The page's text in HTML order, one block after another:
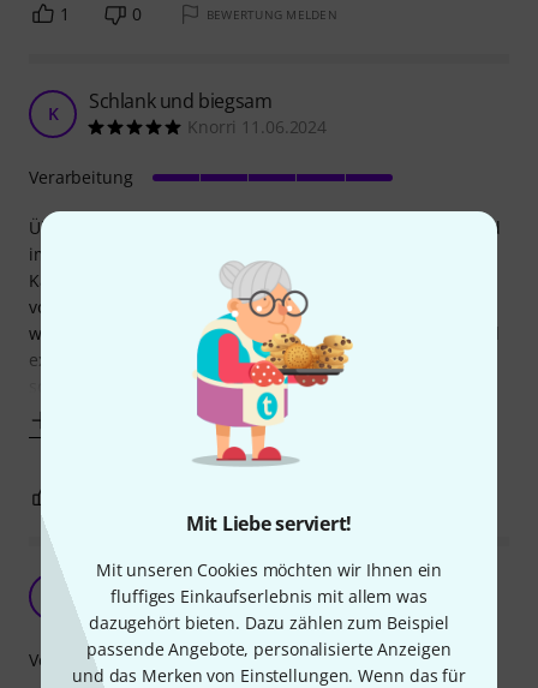
Mit Liebe serviert!
Mit unseren Cookies möchten wir Ihnen ein
fluffiges Einkaufserlebnis mit allem was
dazugehört bieten. Dazu zählen zum Beispiel
passende Angebote, personalisierte Anzeigen
und das Merken von Einstellungen. Wenn das für
1 0 BEWERTUNG MELDEN
K Schlank und biegsam
Knorri 11.06.2024
Über die Jahre hatte ich die patchcables auf meinem board
immer mehr optimiert, mit dem Ergebnis, dass die guten
Kabel zu steif und die Stecker zu dick waren um das board
voll auszunutzen. Mit den EBS Flat Patch Cables passt
wieder mehr drauf, aufgrund flachstmöglicher Stecker und
extrem flexibler Flach kabel, die sich problemlos zwischen
schmale Zwischenräume
Verarbeitung
sau gut
Hardo R. 03.04.2022
Verarbeitung